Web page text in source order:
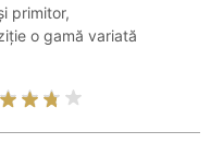
primitor,
o gamă variată